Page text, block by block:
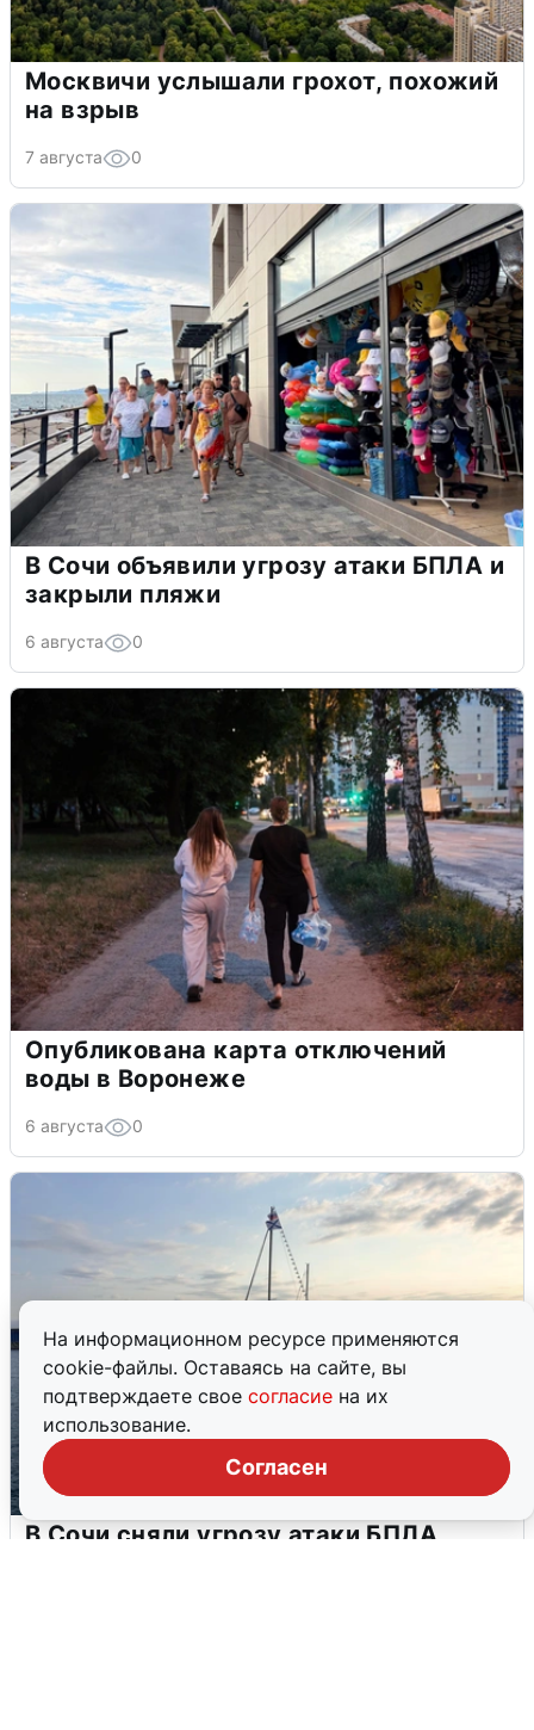
На информационном ресурсе применяются
cookie-файлы. Оставаясь на сайте, вы
подтверждаете свое согласие на их
использование.
Согласен
Москвичи услышали грохот, похожий
на взрыв
7 августа 0
В Сочи объявили угрозу атаки БПЛА и
закрыли пляжи
6 августа 0
Опубликована карта отключений
воды в Воронеже
6 августа 0
В Сочи сняли угрозу атаки БПЛА,